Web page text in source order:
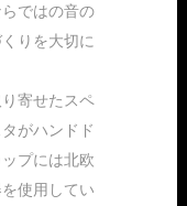
ではの音の
りを大切に
寄せたスペ
がハンドド
プには北欧
使用してい